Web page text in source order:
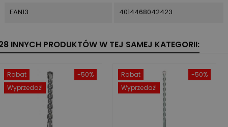
EAN13 4014468042423
INNYCH PRODUKTÓW W TEJ SAMEJ KATEGORII:
-50%
Rabat
Wyprzedaż!
-50%
Rabat
Wyprzedaż!